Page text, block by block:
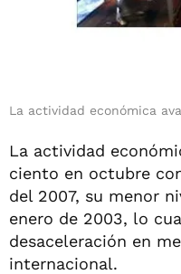
La actividad económica
La actividad
ciento en octubre
del 2007, su menor
enero de 2003, lo
desaceleración en
internacional.